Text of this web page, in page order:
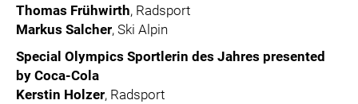
Thomas Frühwirth, Radsport
Markus Salcher, Ski Alpin
Special Olympics Sportlerin des Jahres presented
by Coca-Cola
Kerstin Holzer, Radsport